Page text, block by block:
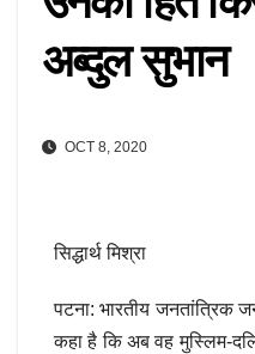
अब्दुल सुभान
OCT 8, 2020
सिद्धार्थ मिश्रा
पटना: भारतीय जनतांत्रिक
कहा है कि अब वह मुस्लिम-